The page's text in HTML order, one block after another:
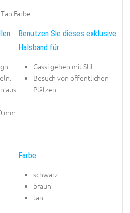
Farbe
aus
mm
Benutzen Sie dieses exklusive
Halsband für:
Gassi gehen mit Stil
Besuch von öffentlichen
Plätzen
Farbe:
schwarz
braun
tan